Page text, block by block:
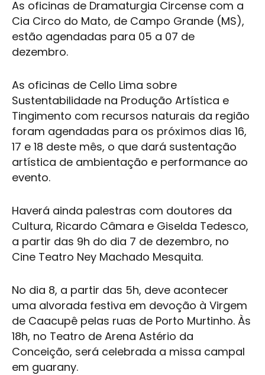
As oficinas de Dramaturgia Circense com a
Cia Circo do Mato, de Campo Grande (MS),
estão agendadas para 05 a 07 de
dezembro.
As oficinas de Cello Lima sobre
Sustentabilidade na Produção Artística e
Tingimento com recursos naturais da região
foram agendadas para os próximos dias 16,
17 e 18 deste mês, o que dará sustentação
artística de ambientação e performance ao
evento.
Haverá ainda palestras com doutores da
Cultura, Ricardo Câmara e Giselda Tedesco,
a partir das 9h do dia 7 de dezembro, no
Cine Teatro Ney Machado Mesquita.
No dia 8, a partir das 5h, deve acontecer
uma alvorada festiva em devoção à Virgem
de Caacupê pelas ruas de Porto Murtinho. Às
18h, no Teatro de Arena Astério da
Conceição, será celebrada a missa campal
em guarany.